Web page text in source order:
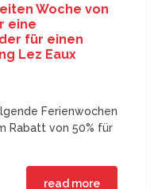
Woche von
eine
für einen
Lez Eaux
Ferienwochen
Rabatt von 50% für
read more